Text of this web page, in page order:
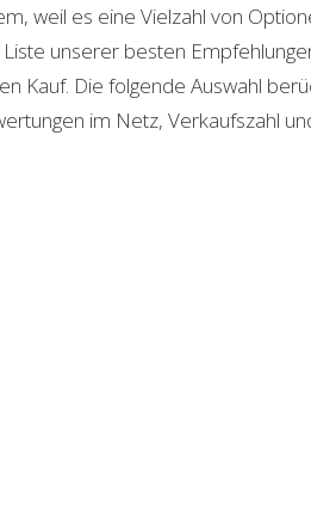
weil es eine Vielzahl von
unserer besten
Kauf. Die folgende Auswahl
im Netz, Verkaufszahl